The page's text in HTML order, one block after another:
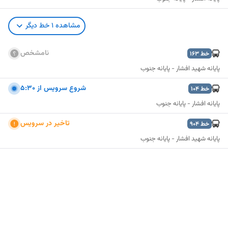
مشاهده1خط دیگر
خط163 نامشخص
پایانه شهید افشار - پایانه جنوب
خط104 شروع سرويس از 5:30
پایانه افشار - پایانه جنوب
خط904 تاخير در سرويس
پایانه شهید افشار - پایانه جنوب